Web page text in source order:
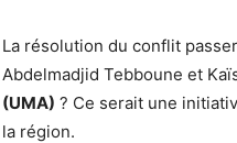
La résolution du conflit
Abdelmadjid Tebboune et
(UMA) ? Ce serait une
la région.